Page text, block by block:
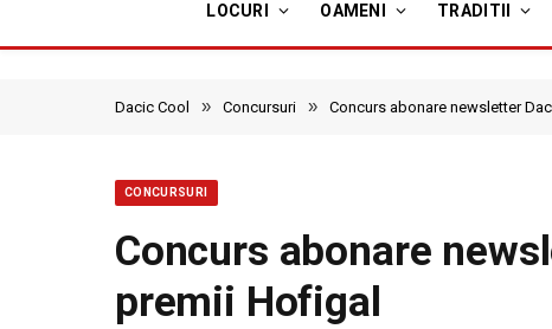
LOCURI OAMENI TRADITII
Dacic Cool » Concursuri » Concurs abonare newsletter
CONCURSURI
Concurs abonare
premii Hofigal